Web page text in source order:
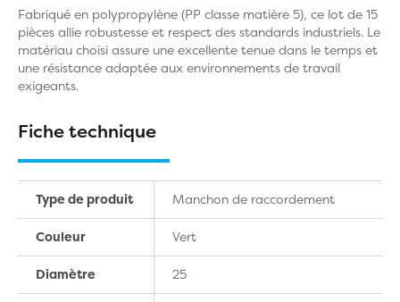
Fabriqué en polypropylène (PP classe matière 5), ce lot de 15
pièces allie robustesse et respect des standards industriels. Le
matériau choisi assure une excellente tenue dans le temps et
une résistance adaptée aux environnements de travail
exigeants.
Fiche technique
Type de produit Manchon de raccordement
Couleur Vert
Diamètre 25